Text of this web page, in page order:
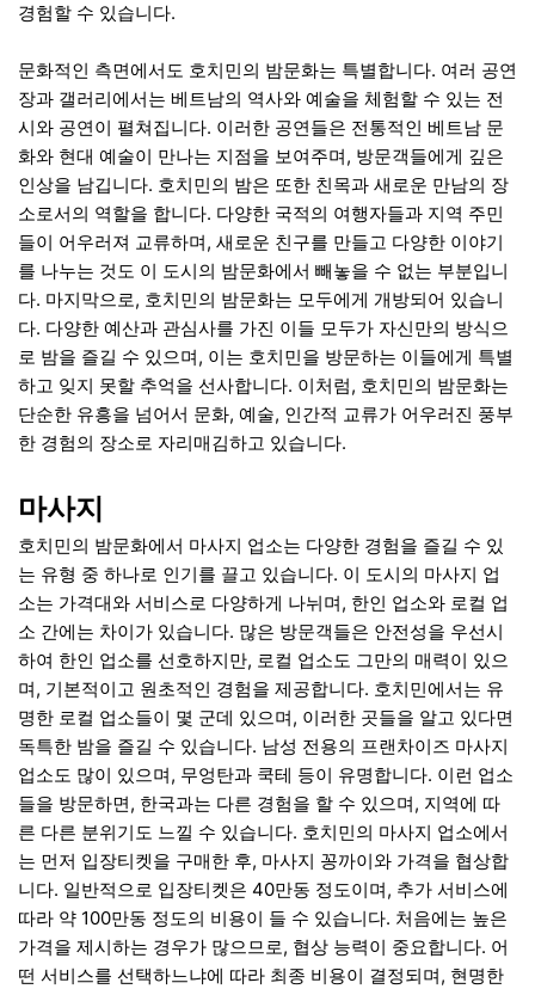
경험할 수 있습니다.
문화적인 측면에서도 호치민의 밤문화는 특별합니다. 여러 공연
장과 갤러리에서는 베트남의 역사와 예술을 체험할 수 있는 전
시와 공연이 펼쳐집니다. 이러한 공연들은 전통적인 베트남 문
화와 현대 예술이 만나는 지점을 보여주며, 방문객들에게 깊은
인상을 남깁니다. 호치민의 밤은 또한 친목과 새로운 만남의 장
소로서의 역할을 합니다. 다양한 국적의 여행자들과 지역 주민
들이 어우러져 교류하며, 새로운 친구를 만들고 다양한 이야기
를 나누는 것도 이 도시의 밤문화에서 빼놓을 수 없는 부분입니
다. 마지막으로, 호치민의 밤문화는 모두에게 개방되어 있습니
다. 다양한 예산과 관심사를 가진 이들 모두가 자신만의 방식으
로 밤을 즐길 수 있으며, 이는 호치민을 방문하는 이들에게 특별
하고 잊지 못할 추억을 선사합니다. 이처럼, 호치민의 밤문화는
단순한 유흥을 넘어서 문화, 예술, 인간적 교류가 어우러진 풍부
한 경험의 장소로 자리매김하고 있습니다.
마사지
호치민의 밤문화에서 마사지 업소는 다양한 경험을 즐길 수 있
는 유형 중 하나로 인기를 끌고 있습니다. 이 도시의 마사지 업
소는 가격대와 서비스로 다양하게 나뉘며, 한인 업소와 로컬 업
소 간에는 차이가 있습니다. 많은 방문객들은 안전성을 우선시
하여 한인 업소를 선호하지만, 로컬 업소도 그만의 매력이 있으
며, 기본적이고 원초적인 경험을 제공합니다. 호치민에서는 유
명한 로컬 업소들이 몇 군데 있으며, 이러한 곳들을 알고 있다면
독특한 밤을 즐길 수 있습니다. 남성 전용의 프랜차이즈 마사지
업소도 많이 있으며, 무엉탄과 쿡테 등이 유명합니다. 이런 업소
들을 방문하면, 한국과는 다른 경험을 할 수 있으며, 지역에 따
른 다른 분위기도 느낄 수 있습니다. 호치민의 마사지 업소에서
는 먼저 입장티켓을 구매한 후, 마사지 꽁까이와 가격을 협상합
니다. 일반적으로 입장티켓은 40만동 정도이며, 추가 서비스에
따라 약 100만동 정도의 비용이 들 수 있습니다. 처음에는 높은
가격을 제시하는 경우가 많으므로, 협상 능력이 중요합니다. 어
떤 서비스를 선택하느냐에 따라 최종 비용이 결정되며, 현명한